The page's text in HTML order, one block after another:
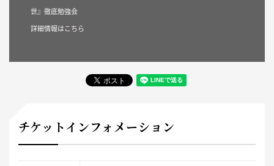
世』徹底勉強会
詳細情報はこちら
チケットインフォメーション